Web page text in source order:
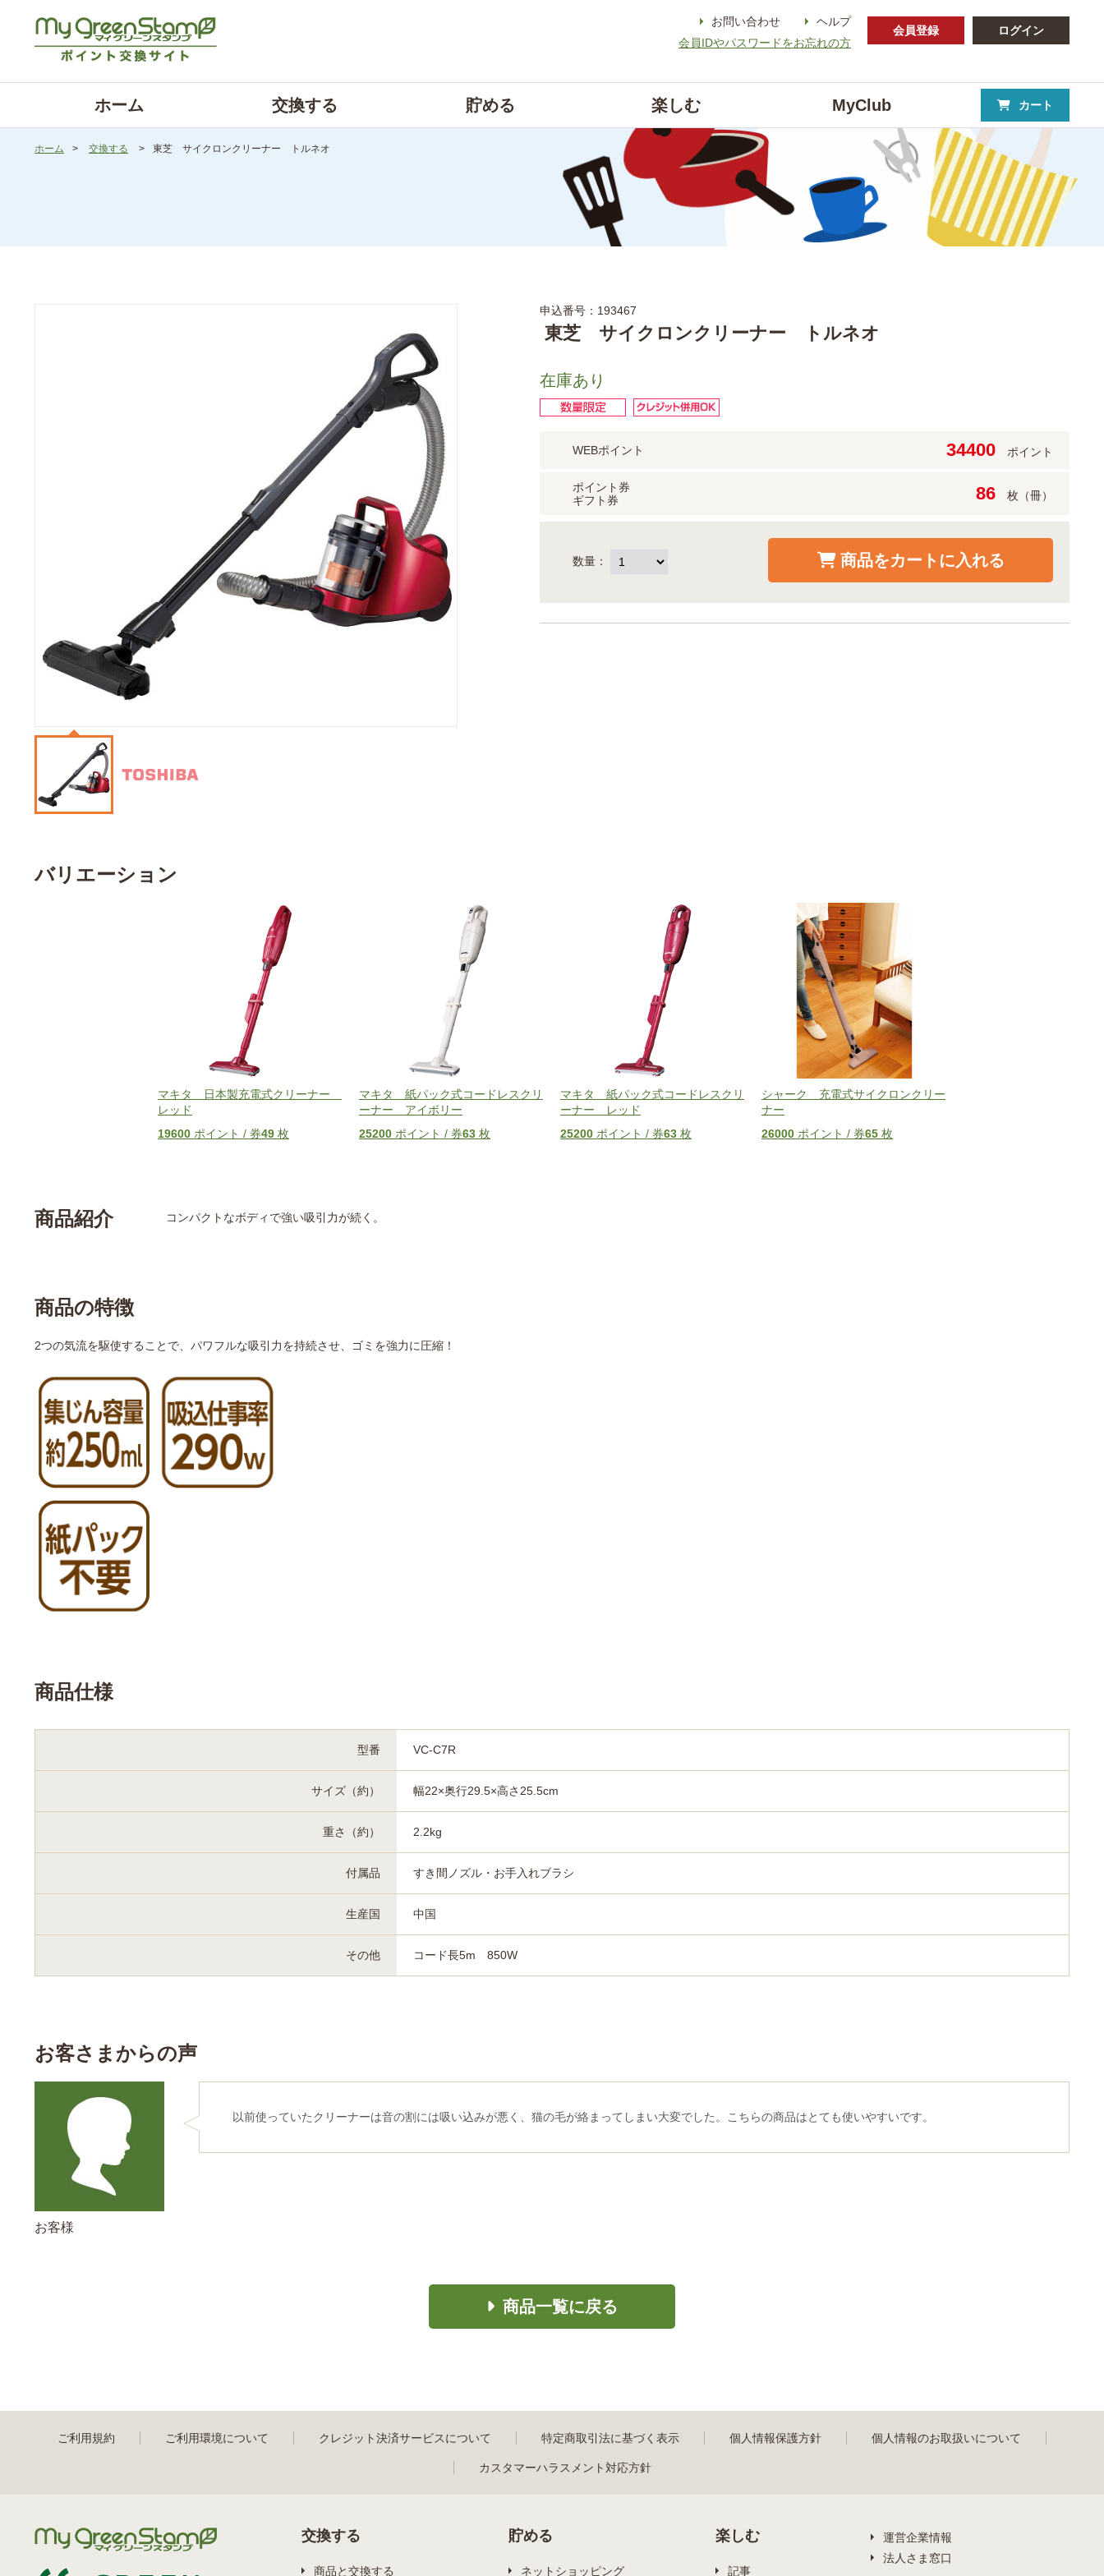
ヘルプ
お問い合わせ
会員IDやパスワードをお忘れの方
会員登録 ログイン
ホーム 交換する 貯める 楽しむ MyClub カート
ホーム > 交換する > 東芝 サイクロンクリーナー トルネオ
申込番号：193467
東芝 サイクロンクリーナー トルネオ
在庫あり
WEBポイント 34400 ポイント
ポイント券
ギフト券
86 枚（冊）
数量：
バリエーション
マキタ 日本製充電式クリーナー
レッド
19600 ポイント / 券49 枚
マキタ 紙パック式コードレスクリ
ーナー アイボリー
25200 ポイント / 券63 枚
マキタ 紙パック式コードレスクリ
ーナー レッド
25200 ポイント / 券63 枚
シャーク 充電式サイクロンクリー
ナー
26000 ポイント / 券65 枚
商品紹介 コンパクトなボディで強い吸引力が続く。
商品の特徴
2つの気流を駆使することで、パワフルな吸引力を持続させ、ゴミを強力に圧縮！
商品仕様
型番 VC-C7R
サイズ（約） 幅22×奥行29.5×高さ25.5cm
重さ（約） 2.2kg
付属品 すき間ノズル・お手入れブラシ
生産国 中国
その他 コード長5m 850W
お客さまからの声
お客様
以前使っていたクリーナーは音の割には吸い込みが悪く、猫の毛が絡まってしまい大変でした。こちらの商品はとても使いやすいです。
商品一覧に戻る
ご利用規約 ご利用環境について クレジット決済サービスについて 特定商取引法に基づく表示 個人情報保護方針 個人情報のお取扱いについて
カスタマーハラスメント対応方針
交換する
商品と交換する
貯める
ネットショッピング
楽しむ
記事
運営企業情報
法人さま窓口